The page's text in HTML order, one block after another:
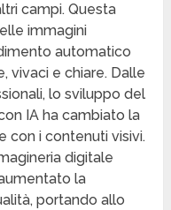
campi. Questa
immagini
automatico
vivaci e chiare. Dalle
lo sviluppo del
IA ha cambiato la
con i contenuti visivi.
digitale
la
portando allo